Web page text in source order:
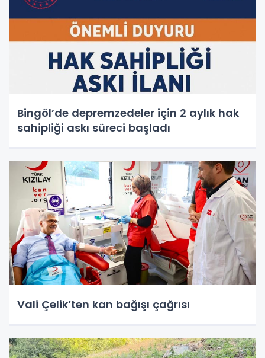
Bingöl’de depremzedeler için 2 aylık hak
sahipliği askı süreci başladı
Vali Çelik’ten kan bağışı çağrısı